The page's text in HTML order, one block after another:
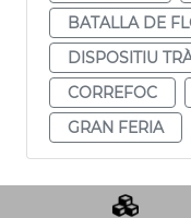
BATALLA DE
DISPOSITIU
CORREFOC
GRAN FERIA